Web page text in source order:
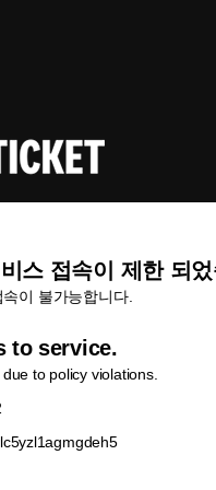
스 접속이 제한 되
이 불가능합니다.
to service.
to policy violations.